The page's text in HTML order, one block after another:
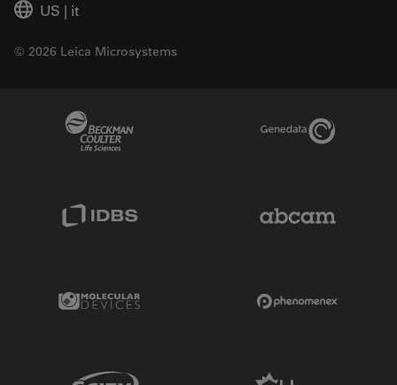
US | it
© 2026 Leica Microsystems
Genedata Link
Molecular Devices Link
Sciex Link